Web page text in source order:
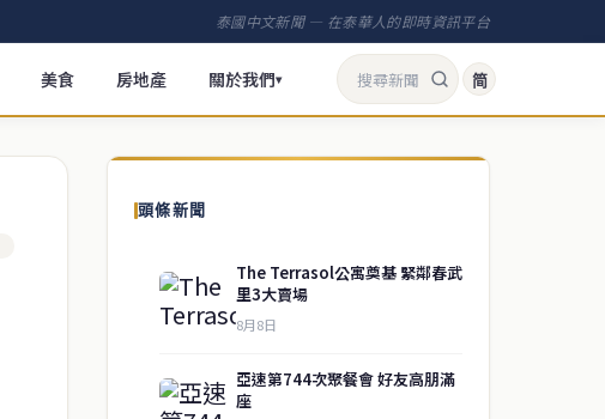
泰國中文新聞 — 在泰華人的即時資訊平台
美食 房地產 關於我們▾ 简
頭條新聞
The Terrasol公寓奠基 緊鄰春武
里3大賣場
8月8日
亞速第744次聚餐會 好友高朋滿
座